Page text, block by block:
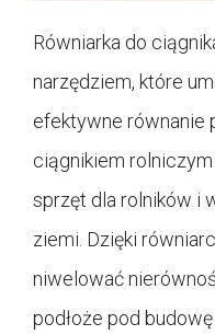
Równiarka do
narzędziem, które
efektywne równanie
ciągnikiem
sprzęt dla rolników i
ziemi. Dzięki
niwelować
podłoże pod